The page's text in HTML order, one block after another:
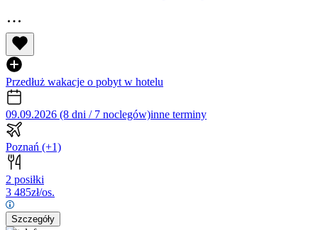
Przedłuż wakacje o pobyt w hotelu
09.09.2026 (8 dni / 7 noclegów)inne terminy
Poznań (+1)
2 posiłki
3 485zł/os.
Szczegóły